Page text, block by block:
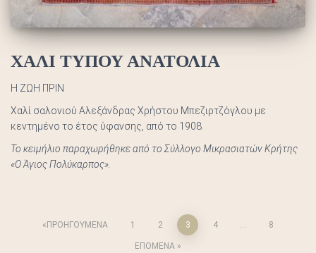
ΧΑΛΙ ΤΥΠΟΥ ΑΝΑΤΟΛΙΑ
Η ΖΩΗ ΠΡΙΝ
Χαλί σαλονιού Αλεξάνδρας Χρήστου Μπεζιρτζόγλου με
κεντημένο το έτος ύφανσης, από το 1908.
Το κειμήλιο παραχωρήθηκε από το Σύλλογο Μικρασιατών Κρήτης
«Ο Άγιος Πολύκαρπος».
Σελιδοποίηση
ΠΡΟΗΓΟΎΜΕΝΑ 1 2 3 4 8
ΕΠΌΜΕΝΑ